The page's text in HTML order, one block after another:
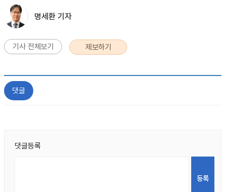
명세환 기자
기사 전체보기 제보하기
댓글
댓글등록